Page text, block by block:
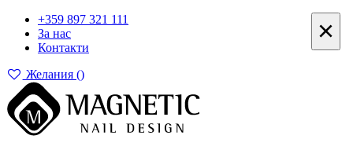
+359 897 321 111
За нас
Контакти
Желания ()
×